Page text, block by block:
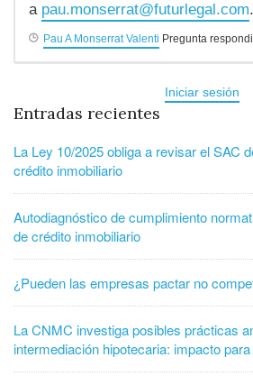
a pau.monserrat@futurlegal.com.
Pau A Monserrat Valenti Pregunta
Iniciar sesión
Entradas recientes
La Ley 10/2025 obliga a revisar el SAC
crédito inmobiliario
Autodiagnóstico de cumplimiento
de crédito inmobiliario
¿Pueden las empresas pactar no
La CNMC investiga posibles prácticas
intermediación hipotecaria: impacto